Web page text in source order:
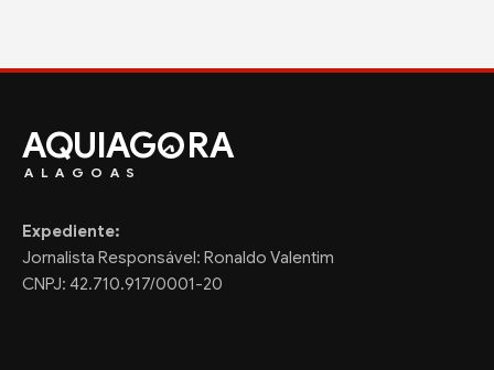
AQUIAG RA
ALAGOAS
Expediente:
Jornalista Responsável: Ronaldo Valentim
CNPJ: 42.710.917/0001-20